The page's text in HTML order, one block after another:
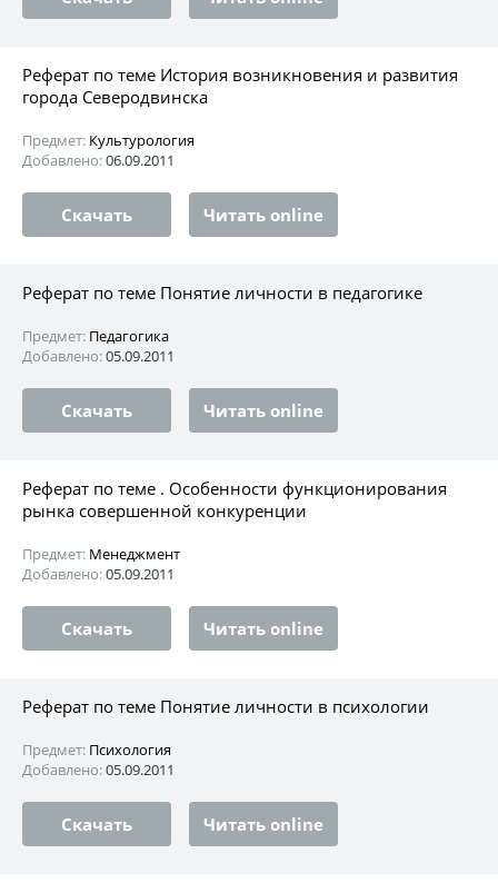
Реферат по теме История возникновения и развития
города Северодвинска
Предмет: Культурология
Добавлено:06.09.2011
Скачать Читать online
Реферат по теме Понятие личности в педагогике
Предмет: Педагогика
Добавлено:05.09.2011
Скачать Читать online
Реферат по теме . Особенности функционирования
рынка совершенной конкуренции
Предмет: Менеджмент
Добавлено:05.09.2011
Скачать Читать online
Реферат по теме Понятие личности в психологии
Предмет: Психология
Добавлено:05.09.2011
Скачать Читать online